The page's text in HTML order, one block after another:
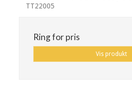
TT22005
Ring for pris
Vis produkt